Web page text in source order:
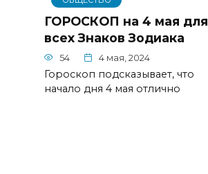
ГОРОСКОП на 4 мая для
всех Знаков Зодиака
54 4 мая, 2024
Гороскоп подсказывает, что
начало дня 4 мая отлично